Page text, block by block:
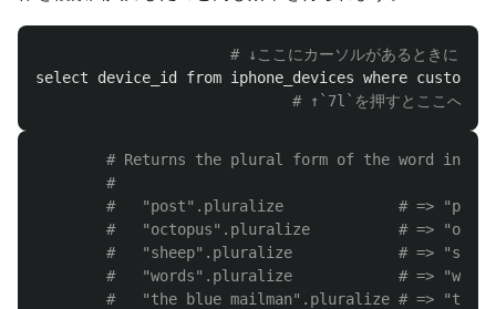
# ↓ここにカーソルがあるときに
select
device_id from iphone_devices where
# ↑`7l`を押すとここへ移動
# Returns the plural form of the word in
#
#   "post".pluralize             # =>
#   "octopus".pluralize          # =>
#   "sheep".pluralize            # =>
#   "words".pluralize            # =>
#   "the blue mailman".pluralize # => "the